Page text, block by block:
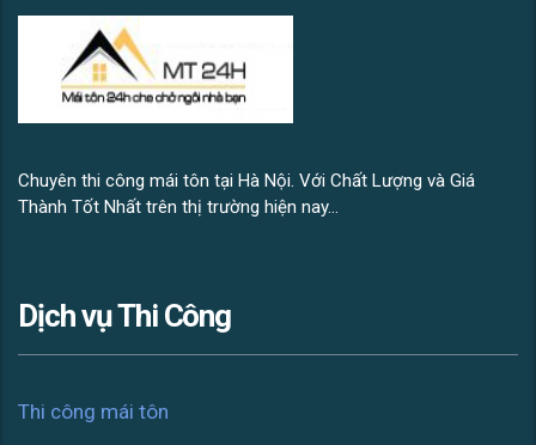
Chuyên thi công mái tôn tại Hà Nội. Với Chất Lượng và Giá
Thành Tốt Nhất trên thị trường hiện nay...
Dịch vụ Thi Công
Thi công mái tôn